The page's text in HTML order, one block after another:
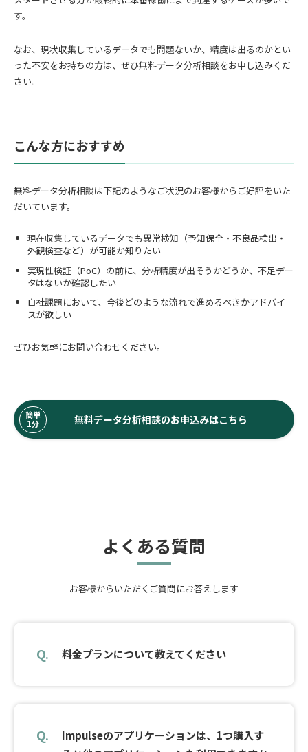
す。
なお、現状収集しているデータでも問題ないか、精度は出るのかとい
った不安をお持ちの方は、ぜひ無料データ分析相談をお申し込みくだ
さい。
こんな方におすすめ
無料データ分析相談は下記のようなご状況のお客様からご好評をいた
だいています。
現在収集しているデータでも異常検知（予知保全・不良品検出・
外観検査など）が可能か知りたい
実現性検証（PoC）の前に、分析精度が出そうかどうか、不足デー
タはないか確認したい
自社課題において、今後どのような流れで進めるべきかアドバイ
スが欲しい
ぜひお気軽にお問い合わせください。
簡単
1分
無料データ分析相談のお申込みはこちら
よくある質問
お客様からいただくご質問にお答えします
料金プランについて教えてください
Impulseのアプリケーションは、1つ購入す